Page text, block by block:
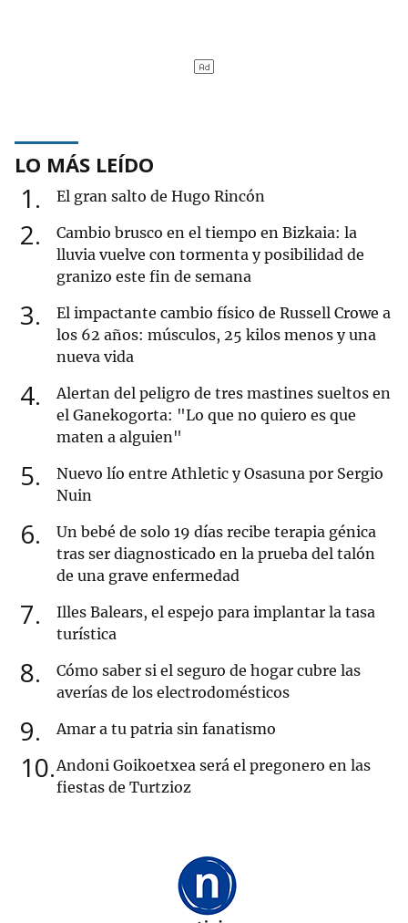
LO MÁS LEÍDO
1 El gran salto de Hugo Rincón
2
Cambio brusco en el tiempo en Bizkaia: la
lluvia vuelve con tormenta y posibilidad de
granizo este fin de semana
3
El impactante cambio físico de Russell Crowe a
los 62 años: músculos, 25 kilos menos y una
nueva vida
4
Alertan del peligro de tres mastines sueltos en
el Ganekogorta: "Lo que no quiero es que
maten a alguien"
5
Nuevo lío entre Athletic y Osasuna por Sergio
Nuin
6
Un bebé de solo 19 días recibe terapia génica
tras ser diagnosticado en la prueba del talón
de una grave enfermedad
7
Illes Balears, el espejo para implantar la tasa
turística
8
Cómo saber si el seguro de hogar cubre las
averías de los electrodomésticos
9 Amar a tu patria sin fanatismo
10 Andoni Goikoetxea será el pregonero en las
fiestas de Turtzioz